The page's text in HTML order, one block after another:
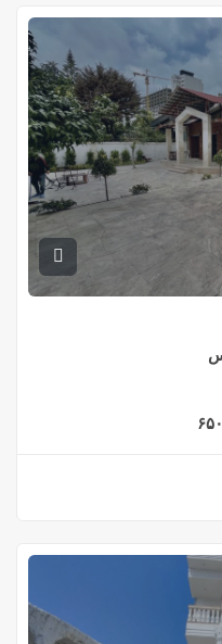
۶۵۰